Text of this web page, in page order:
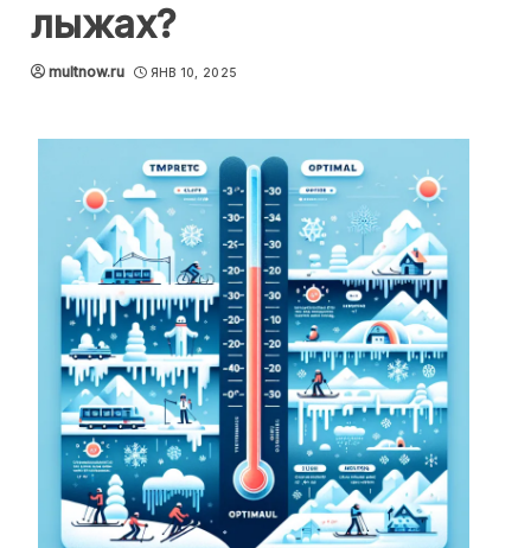
лыжах?
multnow.ru ЯНВ 10, 2025